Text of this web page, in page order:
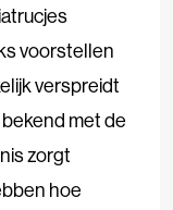
voorstellen
verspreidt
met de
zorgt
hoe